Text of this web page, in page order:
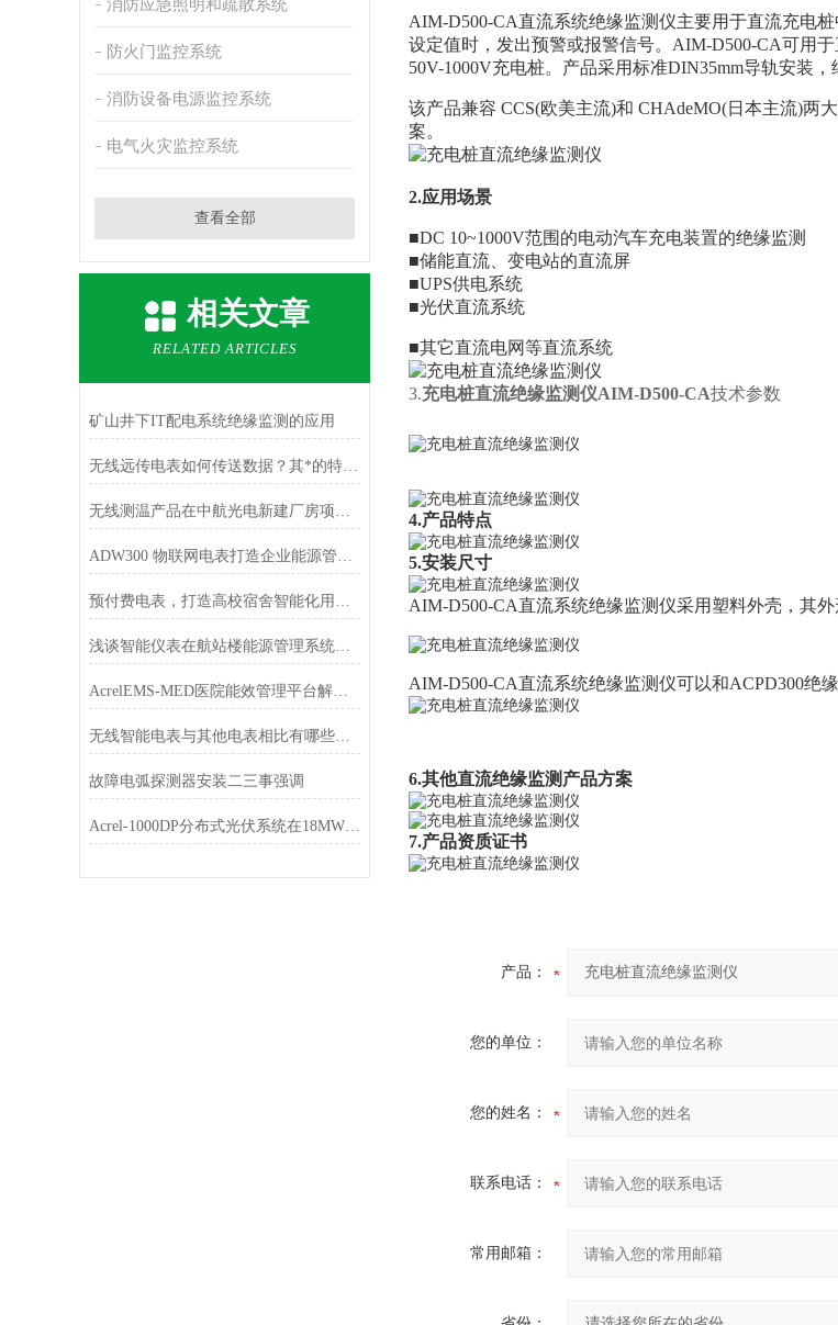
消防应急照明和疏散系统
防火门监控系统
消防设备电源监控系统
电气火灾监控系统
查看全部
相关文章
RELATED ARTICLES
矿山井下IT配电系统绝缘监测的应用
无线远传电表如何传送数据？其*的特点在哪里？
无线测温产品在中航光电新建厂房项目中的应用
ADW300 物联网电表打造企业能源管理的“数字心脏”
预付费电表，打造高校宿舍智能化用电管理新范式
浅谈智能仪表在航站楼能源管理系统中的应用与分析
AcrelEMS-MED医院能效管理平台解决方案
无线智能电表与其他电表相比有哪些优势？
故障电弧探测器安装二三事强调
Acrel-1000DP分布式光伏系统在18MW分布式光伏中应用
AIM-D500-CA直流系统绝缘监测仪主要用于直流充电
设定值时，发出预警或报警信号。AIM-D500-CA可用
50V-1000V充电桩。产品采用标准DIN35mm导轨安装，
该产品兼容 CCS(欧美主流)和 CHAdeMO(日本主流)两
案。
2.应用场景
■DC 10~1000V范围的电动汽车充电装置的绝缘监测
■储能直流、变电站的直流屏
■UPS供电系统
■光伏直流系统
■其它直流电网等直流系统
3.充电桩直流绝缘监测仪AIM-D500-CA技术参数
4.产品特点
5.安装尺寸
AIM-D500-CA直流系统绝缘监测仪采用塑料外壳，其外
AIM-D500-CA直流系统绝缘监测仪可以和ACPD300绝
6.其他直流绝缘监测产品方案
7.产品资质证书
产品：
您的单位：
您的姓名：
联系电话：
常用邮箱：